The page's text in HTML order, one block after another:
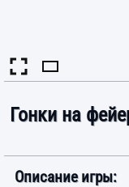
Гонки на
Описание игры: